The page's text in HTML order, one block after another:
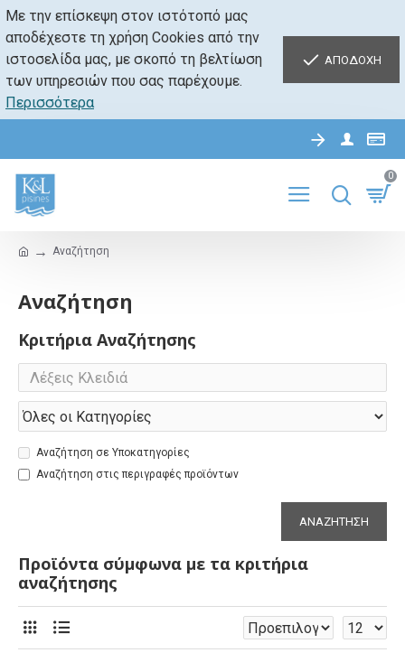
Με την επίσκεψη στον ιστότοπό μας
αποδέχεστε τη χρήση Cookies από την
ιστοσελίδα μας, με σκοπό τη βελτίωση
των υπηρεσιών που σας παρέχουμε.
Περισσότερα
ΑΠΟΔΟΧΗ
0
Αναζήτηση
Αναζήτηση
Κριτήρια Αναζήτησης
Αναζήτηση σε Υποκατηγορίες
Αναζήτηση στις περιγραφές προϊόντων
ΑΝΑΖΉΤΗΣΗ
Προϊόντα σύμφωνα με τα κριτήρια
αναζήτησης